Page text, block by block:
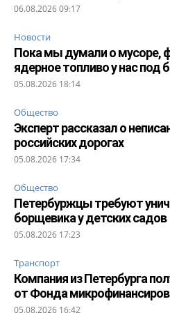
06.08.2026 09:17
Новости
Пока мы думали о мусоре,
ядерное топливо у нас под
05.08.2026 18:14
Общество
Эксперт рассказал о
российских дорогах
05.08.2026 17:34
Общество
Петербуржцы требуют
борщевика у детских садов
05.08.2026 17:23
Транспорт
Компания из Петербурга
от Фонда
05.08.2026 16:42